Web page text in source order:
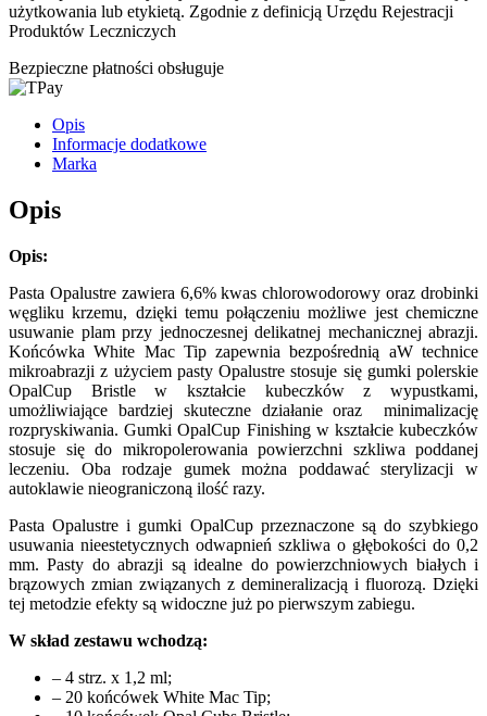
użytkowania lub etykietą. Zgodnie z definicją Urzędu Rejestracji
Produktów Leczniczych
Bezpieczne płatności obsługuje
Opis
Informacje dodatkowe
Marka
Opis
Opis:
Pasta Opalustre zawiera 6,6% kwas chlorowodorowy oraz drobinki
węgliku krzemu, dzięki temu połączeniu możliwe jest chemiczne
usuwanie plam przy jednoczesnej delikatnej mechanicznej abrazji.
Końcówka White Mac Tip zapewnia bezpośrednią aW technice
mikroabrazji z użyciem pasty Opalustre stosuje się gumki polerskie
OpalCup Bristle w kształcie kubeczków z wypustkami,
umożliwiające bardziej skuteczne działanie oraz minimalizację
rozpryskiwania. Gumki OpalCup Finishing w kształcie kubeczków
stosuje się do mikropolerowania powierzchni szkliwa poddanej
leczeniu. Oba rodzaje gumek można poddawać sterylizacji w
autoklawie nieograniczoną ilość razy.
Pasta Opalustre i gumki OpalCup przeznaczone są do szybkiego
usuwania nieestetycznych odwapnień szkliwa o głębokości do 0,2
mm. Pasty do abrazji są idealne do powierzchniowych białych i
brązowych zmian związanych z demineralizacją i fluorozą. Dzięki
tej metodzie efekty są widoczne już po pierwszym zabiegu.
W skład zestawu wchodzą:
– 4 strz. x 1,2 ml;
– 20 końcówek White Mac Tip;